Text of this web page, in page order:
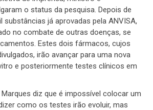
o status da pesquisa. Depois de
substâncias já aprovadas pela ANVISA,
no combate de outras doenças, se
Estes dois fármacos, cujos
irão avançar para uma nova
e posteriormente testes clínicos em
diz que é impossível colocar um
como os testes irão evoluir, mas